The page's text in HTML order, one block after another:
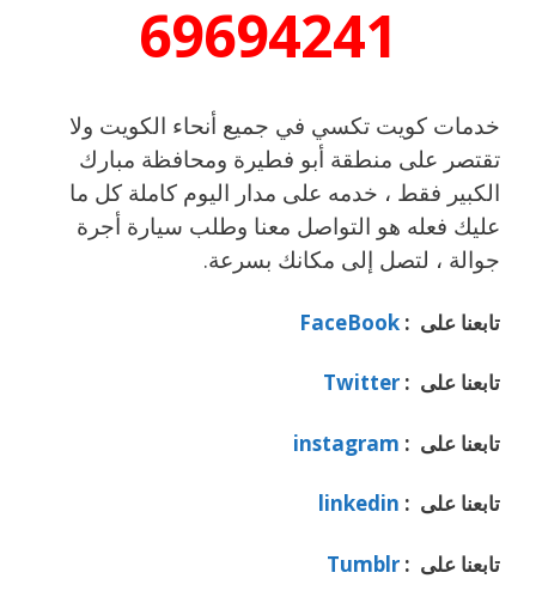
69694241
خدمات كويت تكسي في جميع أنحاء الكويت ولا
تقتصر على منطقة أبو فطيرة ومحافظة مبارك
الكبير فقط ، خدمه على مدار اليوم كاملة كل ما
عليك فعله هو التواصل معنا وطلب سيارة أجرة
جوالة ، لتصل إلى مكانك بسرعة.
تابعنا على : FaceBook
تابعنا على : Twitter
تابعنا على : instagram
تابعنا على : linkedin
تابعنا على : Tumblr